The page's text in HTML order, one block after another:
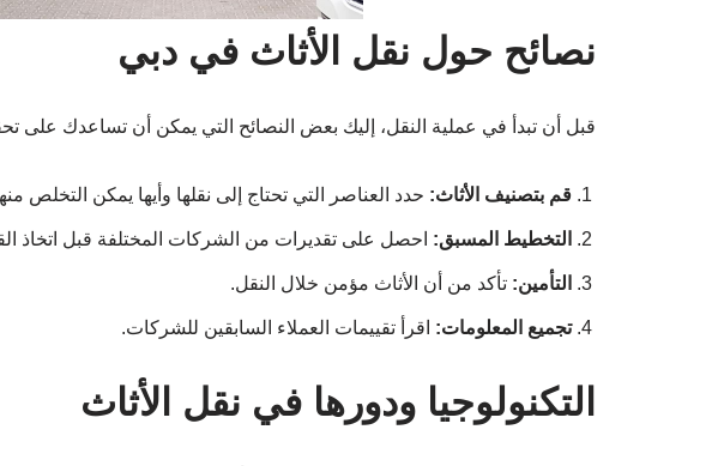
نصائح حول نقل الأثاث في دبي
قبل أن تبدأ في عملية النقل، إليك بعض النصائح التي يمكن أن تساعدك على
قم بتصنيف الأثاث: حدد العناصر التي تحتاج إلى نقلها وأيها يمكن التخلص
التخطيط المسبق: احصل على تقديرات من الشركات المختلفة قبل اتخاذ
التأمين: تأكد من أن الأثاث مؤمن خلال النقل.
تجميع المعلومات: اقرأ تقييمات العملاء السابقين للشركات.
التكنولوجيا ودورها في نقل الأثاث